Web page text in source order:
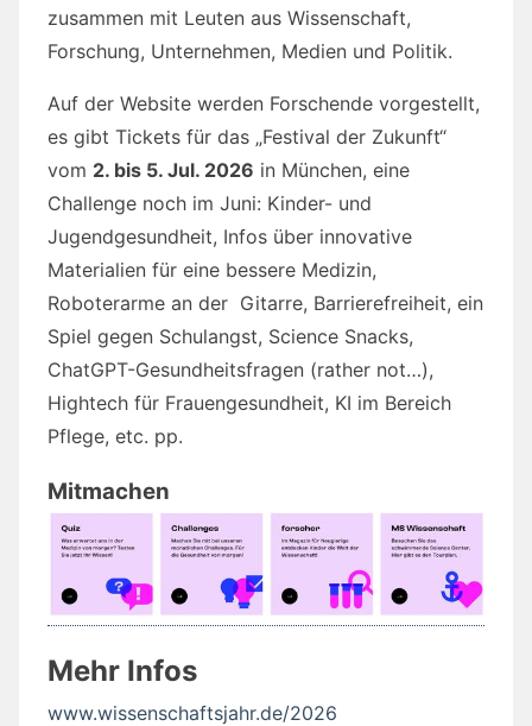
zusammen mit Leuten aus Wissenschaft,
Forschung, Unternehmen, Medien und Politik.
Auf der Website werden Forschende vorgestellt,
es gibt Tickets für das „Festival der Zukunft“
vom 2. bis 5. Jul. 2026 in München, eine
Challenge noch im Juni: Kinder- und
Jugendgesundheit, Infos über innovative
Materialien für eine bessere Medizin,
Roboterarme an der Gitarre, Barrierefreiheit, ein
Spiel gegen Schulangst, Science Snacks,
ChatGPT-Gesundheitsfragen (rather not…),
Hightech für Frauengesundheit, KI im Bereich
Pflege, etc. pp.
Mitmachen
Mehr Infos
www.wissenschaftsjahr.de/2026